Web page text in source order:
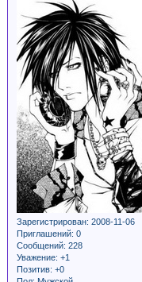
Зарегистрирован: 2008-11-06
Приглашений: 0
Сообщений: 228
Уважение: +1
Позитив: +0